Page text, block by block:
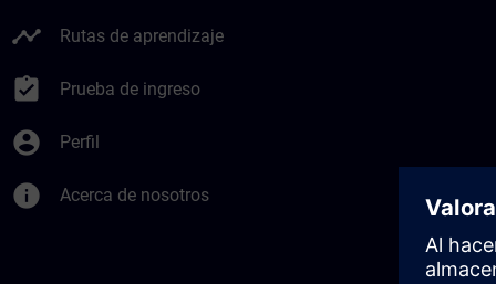
timeline Rutas de aprendizaje
assignment_turned_in Prueba de ingreso
account_circle Perfil
info Acerca de nosotros